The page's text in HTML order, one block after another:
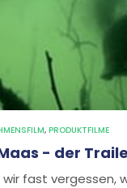
, PRODUKTFILME
- der
wir fast vergessen,